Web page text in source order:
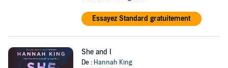
Essayez Standard gratuitement
She and I
De : Hannah King